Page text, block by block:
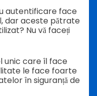
autentificare face
dar aceste pătrate
Nu vă faceți
unic care îl face
le face foarte
în siguranță de